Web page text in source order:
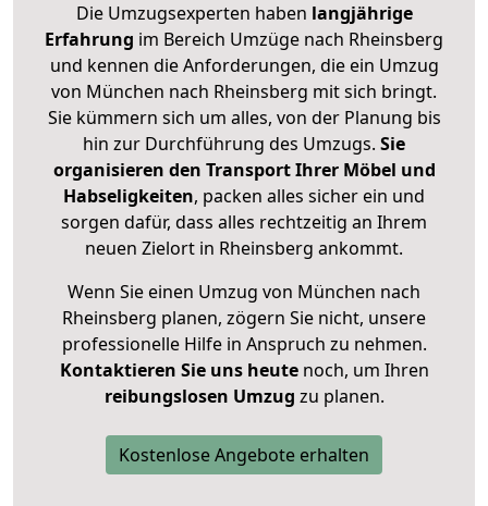
Die Umzugsexperten haben langjährige
Erfahrung im Bereich Umzüge nach Rheinsberg
und kennen die Anforderungen, die ein Umzug
von München nach Rheinsberg mit sich bringt.
Sie kümmern sich um alles, von der Planung bis
hin zur Durchführung des Umzugs. Sie
organisieren den Transport Ihrer Möbel und
Habseligkeiten, packen alles sicher ein und
sorgen dafür, dass alles rechtzeitig an Ihrem
neuen Zielort in Rheinsberg ankommt.
Wenn Sie einen Umzug von München nach
Rheinsberg planen, zögern Sie nicht, unsere
professionelle Hilfe in Anspruch zu nehmen.
Kontaktieren Sie uns heutenoch, um Ihren
reibungslosen Umzug zu planen.
Kostenlose Angebote erhalten